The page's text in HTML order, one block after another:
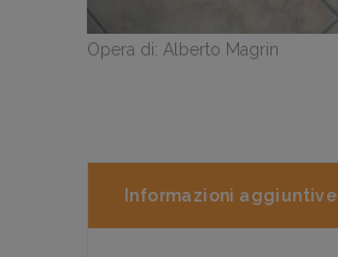
Opera di: Alberto Magrin
Informazioni aggiuntive